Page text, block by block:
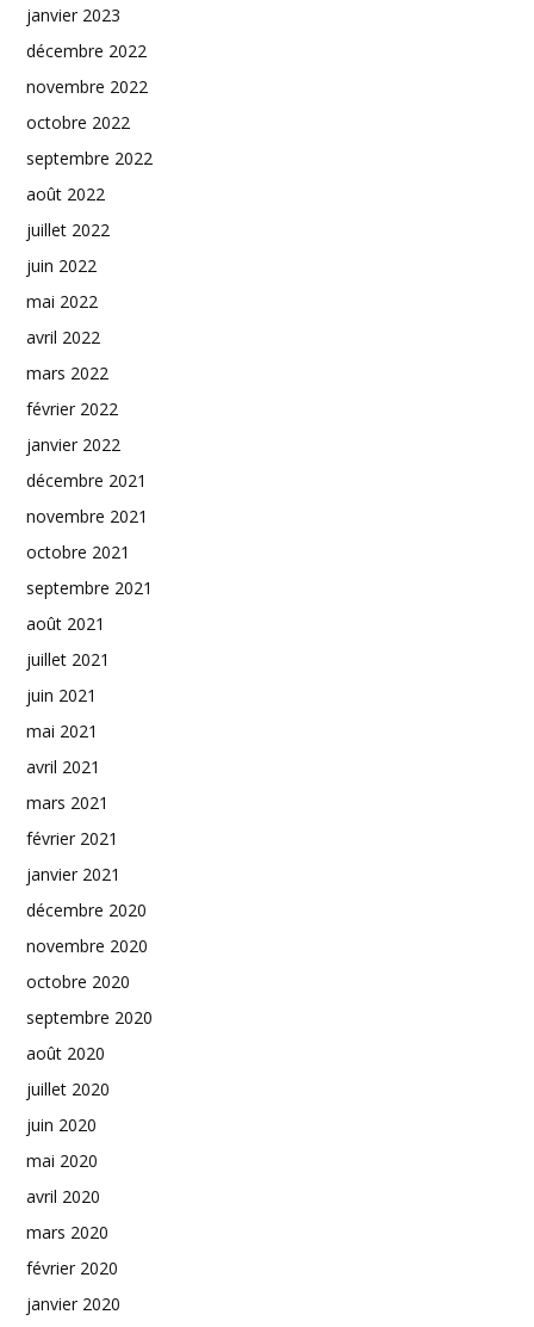
janvier 2023
décembre 2022
novembre 2022
octobre 2022
septembre 2022
août 2022
juillet 2022
juin 2022
mai 2022
avril 2022
mars 2022
février 2022
janvier 2022
décembre 2021
novembre 2021
octobre 2021
septembre 2021
août 2021
juillet 2021
juin 2021
mai 2021
avril 2021
mars 2021
février 2021
janvier 2021
décembre 2020
novembre 2020
octobre 2020
septembre 2020
août 2020
juillet 2020
juin 2020
mai 2020
avril 2020
mars 2020
février 2020
janvier 2020